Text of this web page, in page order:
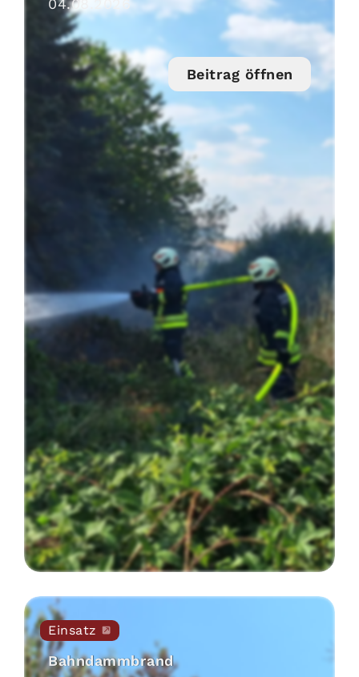
04.08
Beitrag öffnen
Einsatz
Bahndammbrand